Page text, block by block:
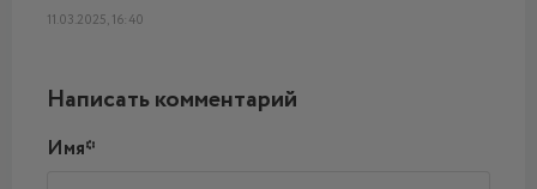
11.03.2025, 16:40
Написать комментарий
Имя*